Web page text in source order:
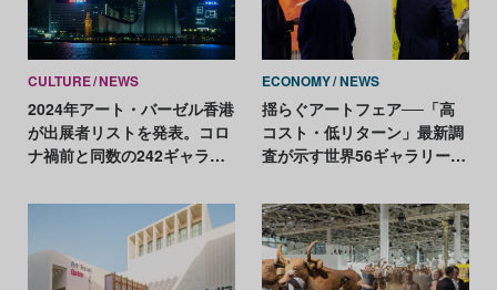
CULTURE NEWS
2024年アート・バーゼル香港
が出展者リストを発表。コロ
ナ禍前と同数の242ギャラリ
ECONOMY NEWS
揺らぐアートフェア──「高
コスト・低リターン」最新調
査が示す世界56ギャラリーの